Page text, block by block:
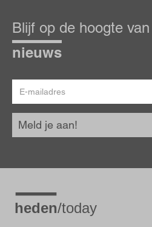
op
de
hoogte
Blijf op de hoogte
nieuws
mailadres
Meld je aan!